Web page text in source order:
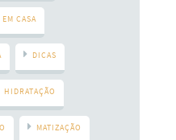
CASA
DICAS
HIDRATAÇÃO
MATIZAÇÃO